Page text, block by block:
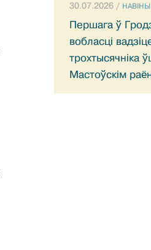
30.07.2026 /
Першага ў
вобласці
трохтысячніка
Мастоўскім